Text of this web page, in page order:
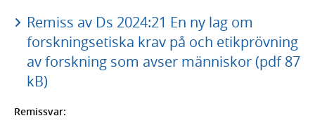
Remiss av Ds 2024:21 En ny lag om
forskningsetiska krav på och etikprövning
av forskning som avser människor (pdf 87
kB)
Remissvar: